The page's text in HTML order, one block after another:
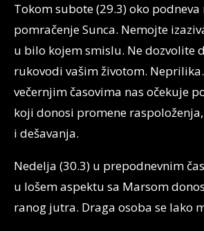
Tokom subote (29.3) oko podneva
pomračenje Sunca. Nemojte
u bilo kojem smislu. Ne dozvolite
rukovodi vašim životom. Neprilika.
večernjim časovima nas očekuje
koji donosi promene
i dešavanja.
Nedelja (30.3) u prepodnevnim
u lošem aspektu sa Marsom
ranog jutra. Draga osoba se lako